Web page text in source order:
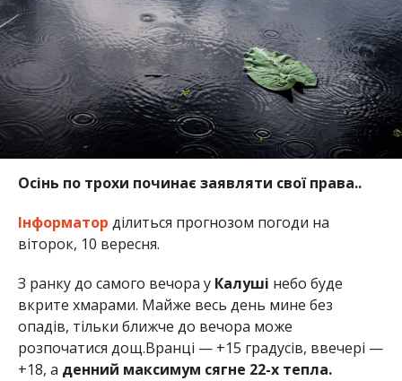
Осінь по трохи починає заявляти свої права..
Інформатор ділиться прогнозом погоди на
віторок, 10 вересня.
З ранку до самого вечора у Калуші небо буде
вкрите хмарами. Майже весь день мине без
опадів, тільки ближче до вечора може
розпочатися дощ.Вранці — +15 градусів, ввечері —
+18, а денний максимум сягне 22-х тепла.